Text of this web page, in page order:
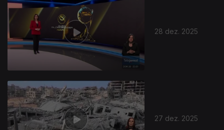
28 dez. 2025
27 dez. 2025